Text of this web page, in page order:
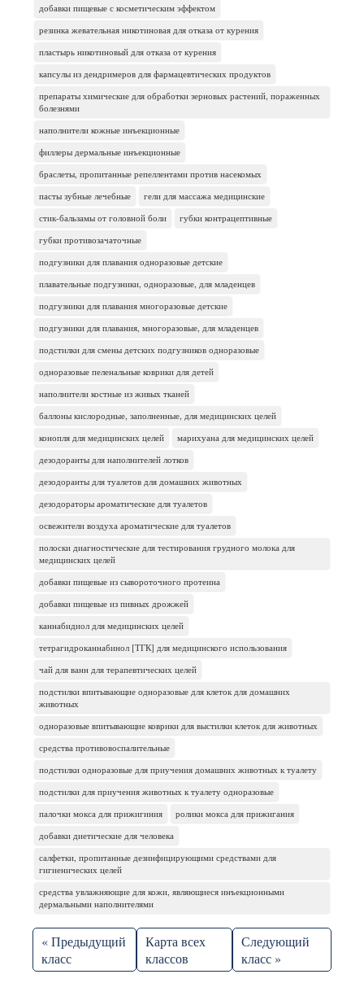
добавки пищевые с косметическим эффектом
резинка жевательная никотиновая для отказа от курения
пластырь никотиновый для отказа от курения
капсулы из дендримеров для фармацевтических продуктов
препараты химические для обработки зерновых растений, пораженных
болезнями
наполнители кожные инъекционные
филлеры дермальные инъекционные
браслеты, пропитанные репеллентами против насекомых
пасты зубные лечебные
гели для массажа медицинские
стик-бальзамы от головной боли
губки контрацептивные
губки противозачаточные
подгузники для плавания одноразовые детские
плавательные подгузники, одноразовые, для младенцев
подгузники для плавания многоразовые детские
подгузники для плавания, многоразовые, для младенцев
подстилки для смены детских подгузников одноразовые
одноразовые пеленальные коврики для детей
наполнители костные из живых тканей
баллоны кислородные, заполненные, для медицинских целей
конопля для медицинских целей
марихуана для медицинских целей
дезодоранты для наполнителей лотков
дезодоранты для туалетов для домашних животных
дезодораторы ароматические для туалетов
освежители воздуха ароматические для туалетов
полоски диагностические для тестирования грудного молока для
медицинских целей
добавки пищевые из сывороточного протеина
добавки пищевые из пивных дрожжей
каннабидиол для медицинских целей
тетрагидроканнабинол [ТГК] для медицинского использования
чай для ванн для терапевтических целей
подстилки впитывающие одноразовые для клеток для домашних
животных
одноразовые впитывающие коврики для выстилки клеток для животных
средства противовоспалительные
подстилки одноразовые для приучения домашних животных к туалету
подстилки для приучения животных к туалету одноразовые
палочки мокса для прижигиния
ролики мокса для прижигания
добавки диетические для человека
салфетки, пропитанные дезинфицирующими средствами для
гигиенических целей
средства увлажняющие для кожи, являющиеся инъекционными
дермальными наполнителями
« Предыдущий
класс
Карта всех
классов
Следующий
класс »